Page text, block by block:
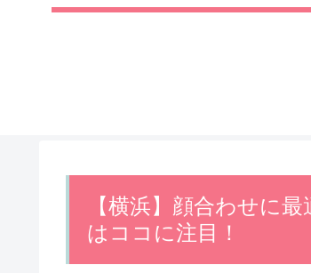
【横浜】顔合わせに
はココに注目！